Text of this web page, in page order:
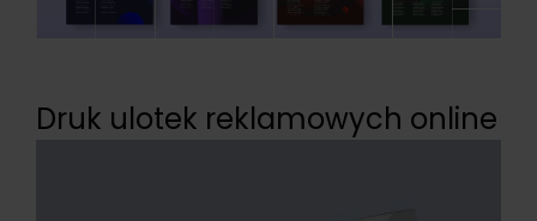
Druk ulotek reklamowych online